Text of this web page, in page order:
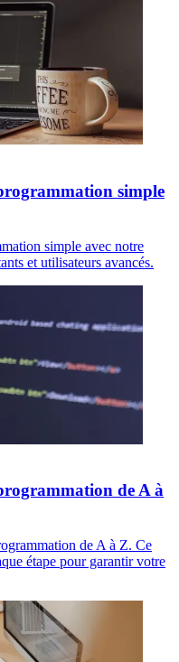
simple
simple avec notre
et utilisateurs avancés.
de A à
de A à Z. Ce
étape pour garantir votre